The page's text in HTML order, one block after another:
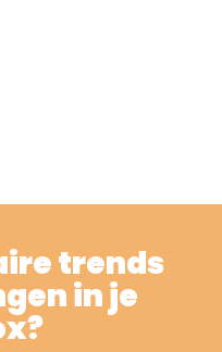
trends
in je